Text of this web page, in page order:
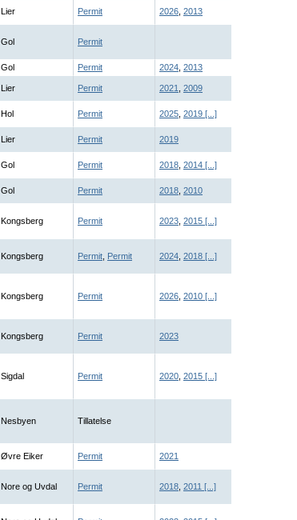
Lier Permit 2026 2013
Gol Permit
Gol Permit 2024 2013
Lier Permit 2021 2009
Hol Permit 2025 2019 [...]
Lier Permit 2019
Gol Permit 2018 2014 [...]
Gol Permit 2018 2010
Kongsberg Permit 2023 2015 [...]
Kongsberg Permit Permit 2024 2018 [...]
Kongsberg Permit 2026 2010 [...]
Kongsberg Permit 2023
Sigdal Permit 2020 2015 [...]
Nesbyen Tillatelse
Øvre Eiker Permit 2021
Nore og Uvdal Permit 2018 2011 [...]